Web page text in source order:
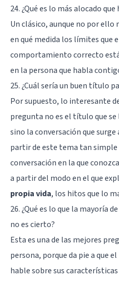
24. ¿Qué es lo más alocado que
Un clásico, aunque no por ello
en qué medida los límites que
comportamiento correcto
en la persona que habla
25. ¿Cuál sería un buen título
Por supuesto, lo interesante
pregunta no es el título que
sino la conversación que
partir de este tema tan simple
conversación en la que
a partir del modo en el que
propia vida, los hitos que lo
26. ¿Qué es lo que la mayoría
no es cierto?
Esta es una de las mejores
persona, porque da pie a que
hable sobre sus